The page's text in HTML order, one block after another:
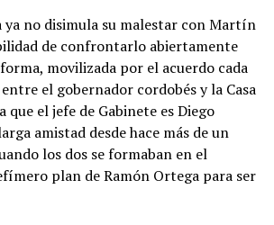
ya no disimula su malestar con Martín
de confrontarlo abiertamente
movilizada por el acuerdo cada
el gobernador cordobés y la Casa
que el jefe de Gabinete es Diego
amistad desde hace más de un
los dos se formaban en el
plan de Ramón Ortega para ser